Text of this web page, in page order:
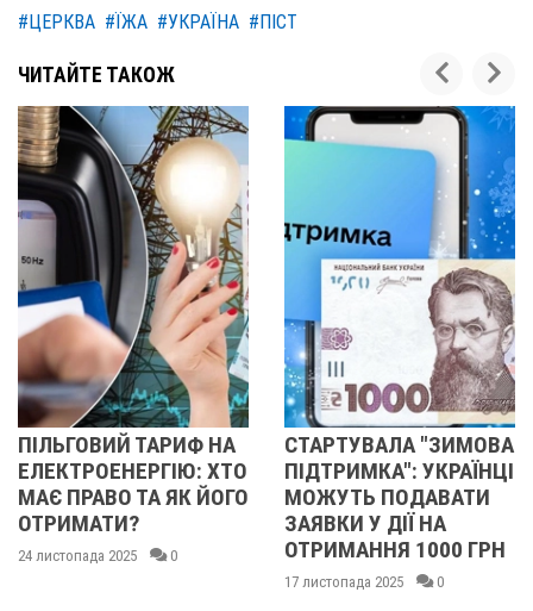
#ЦЕРКВА #ЇЖА #УКРАЇНА #ПІСТ
ЧИТАЙТЕ ТАКОЖ
НА
ХТО
ЙОГО
СТАРТУВАЛА "ЗИМОВА
ПІДТРИМКА": УКРАЇНЦІ
МОЖУТЬ ПОДАВАТИ
ЗАЯВКИ У ДІЇ НА
ОТРИМАННЯ 1000 ГРН
50 ТИСЯЧ
ПРИ
ДИТИНИ: РАДА
ПРИЙНЯЛА
НОВІ ВИПЛАТИ
06 листопада 2025